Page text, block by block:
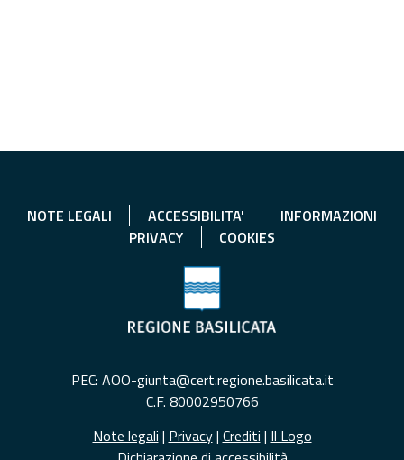
NOTE LEGALI ACCESSIBILITA'
INFORMAZIONI
PRIVACY
COOKIES
PEC: AOO-giunta@cert.regione.basilicata.it
C.F. 80002950766
Note legali | Privacy| Crediti | Il Logo